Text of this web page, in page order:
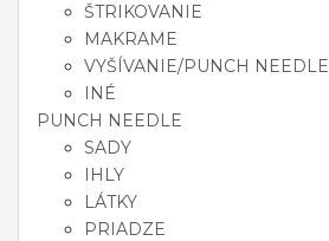
ŠTRIKOVANIE
MAKRAME
VYŠÍVANIE/PUNCH NEEDLE
INÉ
PUNCH NEEDLE
SADY
IHLY
LÁTKY
PRIADZE